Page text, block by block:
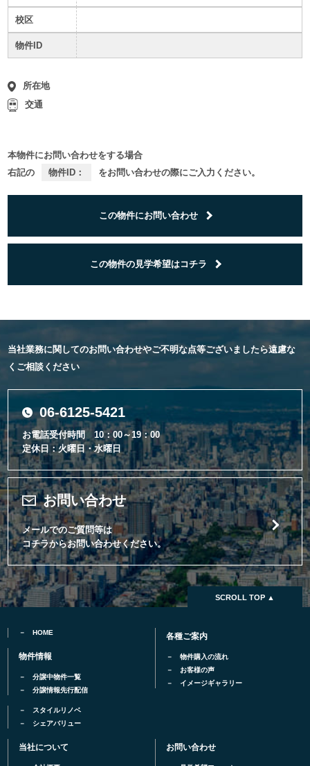
校区
物件ID
所在地
交通
本物件にお問い合わせをする場合
右記の
物件ID： をお問い合わせの際にご入力ください。
この物件にお問い合わせ
この物件の見学希望はコチラ
当社業務に関してのお問い合わせやご不明な点等ございましたら遠慮な
くご相談ください
06-6125-5421
お電話受付時間 10：00～19：00
定休日：火曜日・水曜日
お問い合わせ
メールでのご質問等は
コチラからお問い合わせください。
SCROLL TOP ▲
HOME
物件情報
分譲中物件一覧
分譲情報先行配信
スタイルリノベ
シェアバリュー
各種ご案内
物件購入の流れ
お客様の声
イメージギャラリー
当社について お問い合わせ